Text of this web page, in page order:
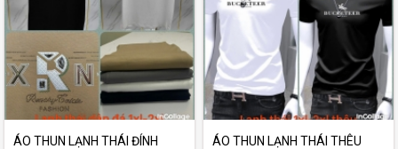
ÁO THUN LẠNH THÁI ĐÍNH ÁO THUN LẠNH THÁI THÊU